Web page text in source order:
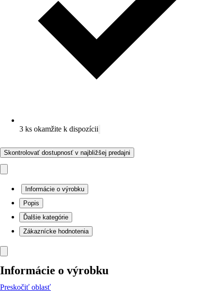
3 ks okamžite k dispozícii
Skontrolovať dostupnosť v najbližšej predajni
Informácie o výrobku
Popis
Ďalšie kategórie
Zákaznícke hodnotenia
Informácie o výrobku
Preskočiť oblasť